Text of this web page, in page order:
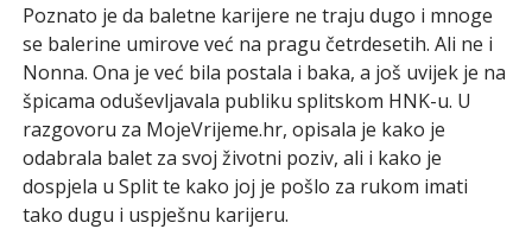
Poznato je da baletne karijere ne traju dugo i mnoge
se balerine umirove već na pragu četrdesetih. Ali ne i
Nonna. Ona je već bila postala i baka, a još uvijek je na
špicama oduševljavala publiku splitskom HNK-u. U
razgovoru za MojeVrijeme.hr, opisala je kako je
odabrala balet za svoj životni poziv, ali i kako je
dospjela u Split te kako joj je pošlo za rukom imati
tako dugu i uspješnu karijeru.